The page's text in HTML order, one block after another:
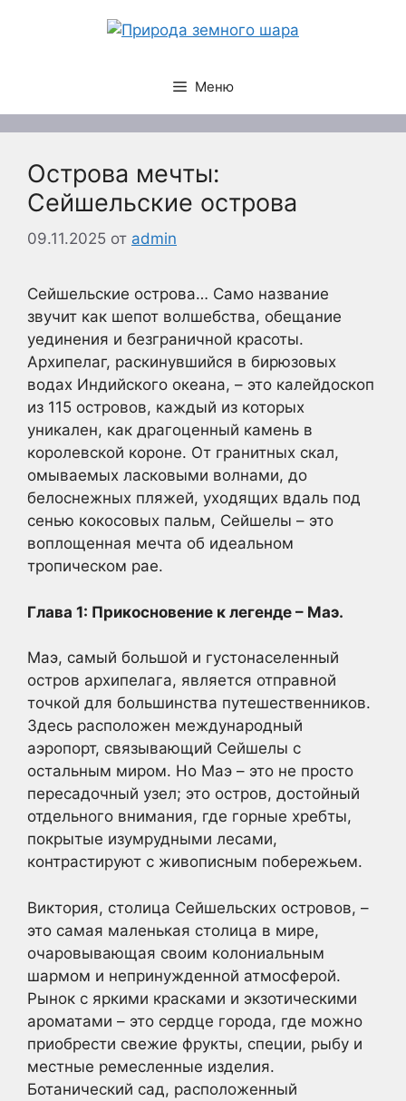
Меню
Острова мечты:
Сейшельские острова
09.11.2025 от admin
Сейшельские острова… Само название
звучит как шепот волшебства, обещание
уединения и безграничной красоты.
Архипелаг, раскинувшийся в бирюзовых
водах Индийского океана, – это калейдоскоп
из 115 островов, каждый из которых
уникален, как драгоценный камень в
королевской короне. От гранитных скал,
омываемых ласковыми волнами, до
белоснежных пляжей, уходящих вдаль под
сенью кокосовых пальм, Сейшелы – это
воплощенная мечта об идеальном
тропическом рае.
Глава 1: Прикосновение к легенде – Маэ.
Маэ, самый большой и густонаселенный
остров архипелага, является отправной
точкой для большинства путешественников.
Здесь расположен международный
аэропорт, связывающий Сейшелы с
остальным миром. Но Маэ – это не просто
пересадочный узел; это остров, достойный
отдельного внимания, где горные хребты,
покрытые изумрудными лесами,
контрастируют с живописным побережьем.
Виктория, столица Сейшельских островов, –
это самая маленькая столица в мире,
очаровывающая своим колониальным
шармом и непринужденной атмосферой.
Рынок с яркими красками и экзотическими
ароматами – это сердце города, где можно
приобрести свежие фрукты, специи, рыбу и
местные ремесленные изделия.
Ботанический сад, расположенный